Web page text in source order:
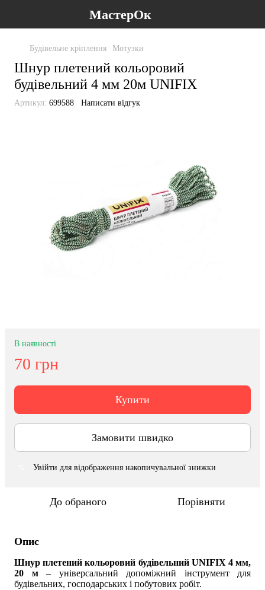
МастерОк
Будівельне кріплення Мотузки
Шнур плетений кольоровий
будівельний 4 мм 20м UNIFIX
Артикул: 699588 Написати відгук
В наявності
70 грн
Купити
Замовити швидко
Увійти для відображення накопичувальної знижки
До обраного Порівняти
Опис
Шнур плетений кольоровий будівельний UNIFIX 4 мм,
20 м – універсальний допоміжний інструмент для
будівельних, господарських і побутових робіт.